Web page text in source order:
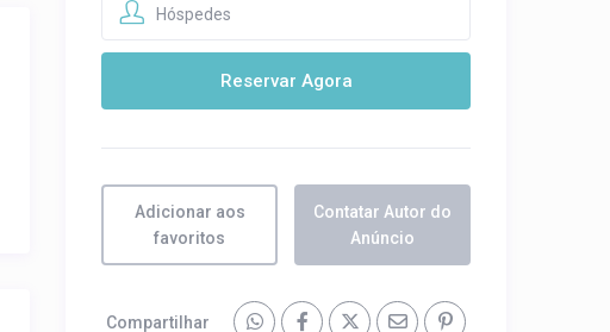
Hóspedes
Reservar Agora
Adicionar aos
favoritos
Contatar Autor do
Anúncio
Compartilhar